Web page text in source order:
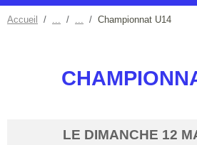
Accueil Championnat U14
LE DIMANCHE 12